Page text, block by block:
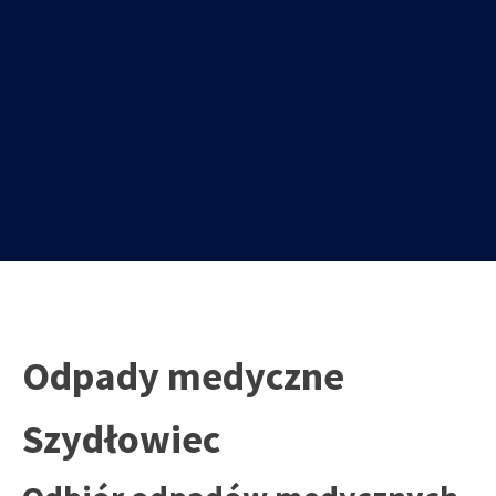
Odpady medyczne
Szydłowiec